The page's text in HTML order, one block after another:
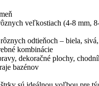
veľkostiach (4-8 mm,
odtieňoch – biela,
kombinácie
dekoračné plochy,
bazénov